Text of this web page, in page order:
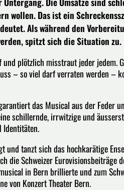
wollen. Das ist ein
Als während den
spitzt sich die Situation zu.
plötzlich misstraut jeder jedem.
– so viel darf verraten werden –
das Musical aus der Feder
schillernde, irrwitzige und
Identitäten.
und tanzt sich das hochkarätige
die Schweizer Eurovisionsbeiträge
in Bern brillierte und zum
von Konzert Theater Bern.